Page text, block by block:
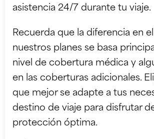
asistencia 24/7 durante tu viaje.
Recuerda que la diferencia en
nuestros planes se basa
nivel de cobertura médica y
en las coberturas adicionales.
que mejor se adapte a tus
destino de viaje para disfrutar
protección óptima.